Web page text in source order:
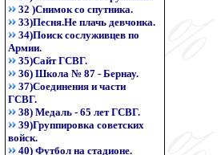
32 )Снимок со спутника.
33)Песня.Не плачь девчонка.
34)Поиск сослуживцев по
Армии.
35)Сайт ГСВГ.
36) Школа № 87 - Бернау.
37)Соединения и части
ГСВГ.
38) Медаль - 65 лет ГСВГ.
39)Группировка советских
войск.
40) Футбол на стадионе.